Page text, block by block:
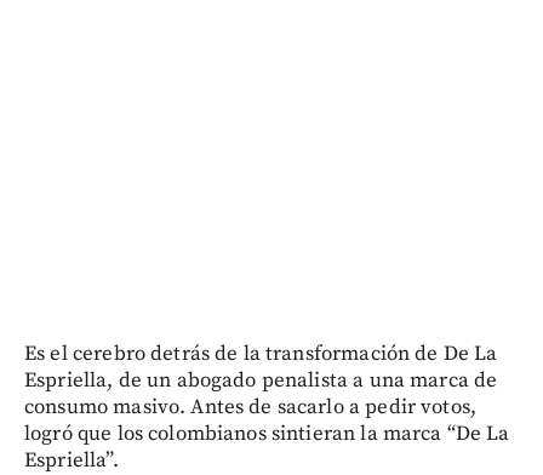
Es el cerebro detrás de la transformación de De La
Espriella, de un abogado penalista a una marca de
consumo masivo. Antes de sacarlo a pedir votos,
logró que los colombianos sintieran la marca “De La
Espriella”.